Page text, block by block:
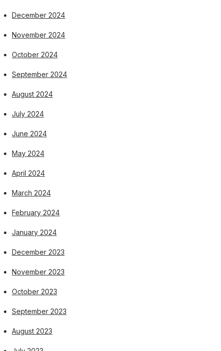
December 2024
November 2024
October 2024
September 2024
August 2024
July 2024
June 2024
May 2024
April 2024
March 2024
February 2024
January 2024
December 2023
November 2023
October 2023
September 2023
August 2023